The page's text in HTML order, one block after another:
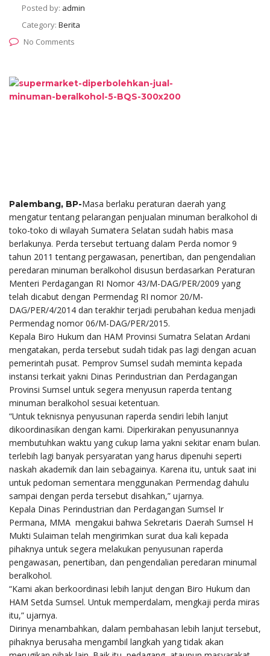
Posted by: admin
Category: Berita
No Comments
Palembang, BP-Masa berlaku peraturan daerah yang
mengatur tentang pelarangan penjualan minuman beralkohol di
toko-toko di wilayah Sumatera Selatan sudah habis masa
berlakunya. Perda tersebut tertuang dalam Perda nomor 9
tahun 2011 tentang pergawasan, penertiban, dan pengendalian
peredaran minuman beralkohol disusun berdasarkan Peraturan
Menteri Perdagangan RI Nomor 43/M-DAG/PER/2009 yang
telah dicabut dengan Permendag RI nomor 20/M-
DAG/PER/4/2014 dan terakhir terjadi perubahan kedua menjadi
Permendag nomor 06/M-DAG/PER/2015.
Kepala Biro Hukum dan HAM Provinsi Sumatra Selatan Ardani
mengatakan, perda tersebut sudah tidak pas lagi dengan acuan
pemerintah pusat. Pemprov Sumsel sudah meminta kepada
instansi terkait yakni Dinas Perindustrian dan Perdagangan
Provinsi Sumsel untuk segera menyusun raperda tentang
minuman beralkohol sesuai ketentuan.
“Untuk teknisnya penyusunan raperda sendiri lebih lanjut
dikoordinasikan dengan kami. Diperkirakan penyusunannya
membutuhkan waktu yang cukup lama yakni sekitar enam bulan.
terlebih lagi banyak persyaratan yang harus dipenuhi seperti
naskah akademik dan lain sebagainya. Karena itu, untuk saat ini
untuk pedoman sementara menggunakan Permendag dahulu
sampai dengan perda tersebut disahkan,” ujarnya.
Kepala Dinas Perindustrian dan Perdagangan Sumsel Ir
Permana, MMA mengakui bahwa Sekretaris Daerah Sumsel H
Mukti Sulaiman telah mengirimkan surat dua kali kepada
pihaknya untuk segera melakukan penyusunan raperda
pengawasan, penertiban, dan pengendalian peredaran minumal
beralkohol.
“Kami akan berkoordinasi lebih lanjut dengan Biro Hukum dan
HAM Setda Sumsel. Untuk memperdalam, mengkaji perda miras
itu,” ujarnya.
Dirinya menambahkan, dalam pembahasan lebih lanjut tersebut,
pihaknya berusaha mengambil langkah yang tidak akan